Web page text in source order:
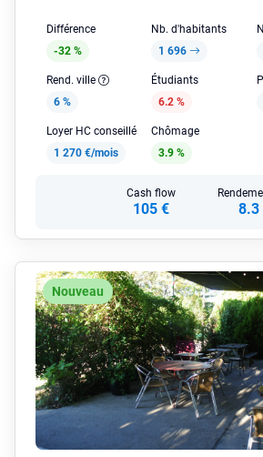
Différence
-32 %
Nb. d'habitants
1 696
Rend. ville
6 %
Étudiants
6.2 %
Loyer HC conseillé
1 270 €/mois
Chômage
3.9 %
Cash flow
105 € 8.3
Nouveau